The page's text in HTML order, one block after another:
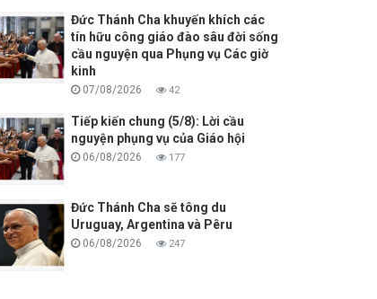
Đức Thánh Cha khuyến khích các
tín hữu công giáo đào sâu đời sống
cầu nguyện qua Phụng vụ Các giờ
kinh
07/08/2026 42
Tiếp kiến chung (5/8): Lời cầu
nguyện phụng vụ của Giáo hội
06/08/2026 177
Đức Thánh Cha sẽ tông du
Uruguay, Argentina và Pêru
06/08/2026 247